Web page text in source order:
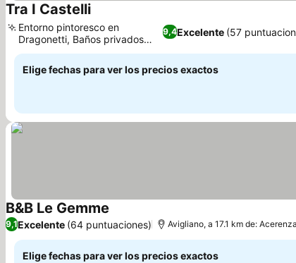
Tra I CastelliVer precios
9,4Excelente (57
Entorno pintoresco en
Dragonetti, Baños privados
con bidé
Elige fechas para ver los precios exactos
B&B Le Gemme Ver precios
9,1Excelente (64 puntuaciones) Avigliano, a 17.1 km de: Acerenza
Elige fechas para ver los precios exactos